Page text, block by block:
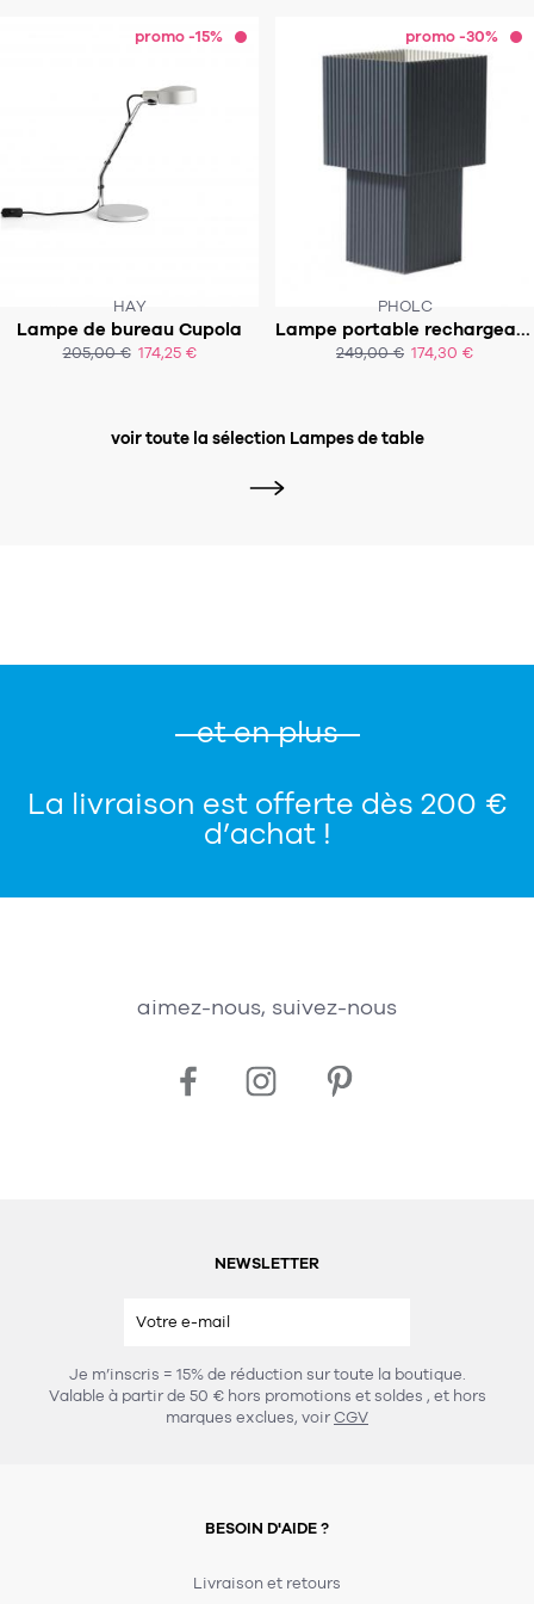
promo -15%
HAY
Lampe de bureau Cupola
205,00 € 174,25 €
SOUS 2 À 3 SEMAINES
ACHAT EXPRESS
promo -30%
PHOLC
Lampe portable rechargeable Romb - 19
249,00 € 174,30 €
ACHAT EXPRESS
voir toute la sélection Lampes de table
et en plus
La livraison est offerte dès 200 €
d’achat !
aimez-nous, suivez-nous
NEWSLETTER
Je m’inscris = 15% de réduction sur toute la boutique.
Valable à partir de 50 € hors promotions et soldes , et hors
marques exclues, voirCGV
BESOIN D'AIDE ?
Livraison et retours